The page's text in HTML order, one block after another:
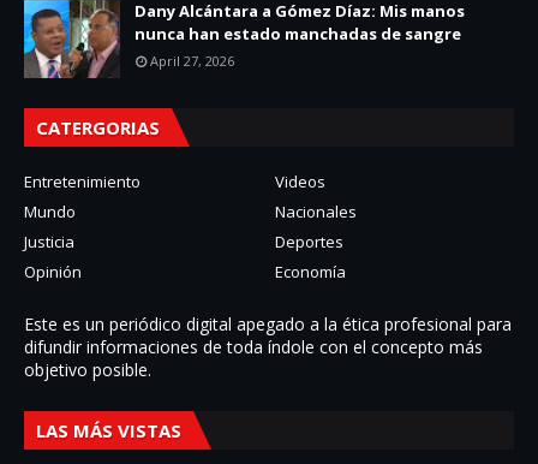
Dany Alcántara a Gómez Díaz: Mis manos
nunca han estado manchadas de sangre
April 27, 2026
CATERGORIAS
Entretenimiento
Videos
Mundo
Nacionales
Justicia
Deportes
Opinión
Economía
Este es un periódico digital apegado a la ética profesional para
difundir informaciones de toda í­ndole con el concepto más
objetivo posible.
LAS MÁS VISTAS